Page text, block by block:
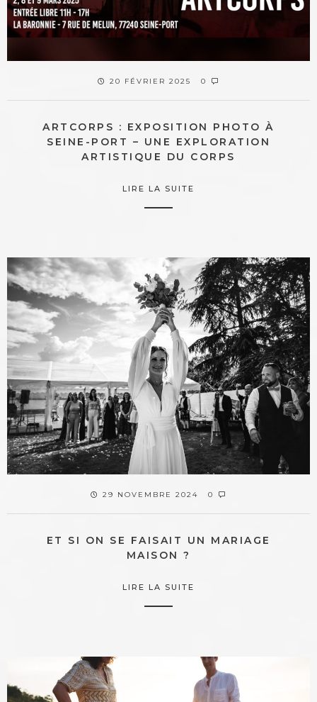
20 FÉVRIER 2025 0
ARTCORPS : EXPOSITION PHOTO À
SEINE-PORT – UNE EXPLORATION
ARTISTIQUE DU CORPS
LIRE LA SUITE
29 NOVEMBRE 2024 0
ET SI ON SE FAISAIT UN MARIAGE
MAISON ?
LIRE LA SUITE